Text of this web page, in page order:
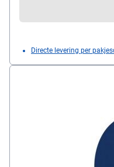
Directe levering per